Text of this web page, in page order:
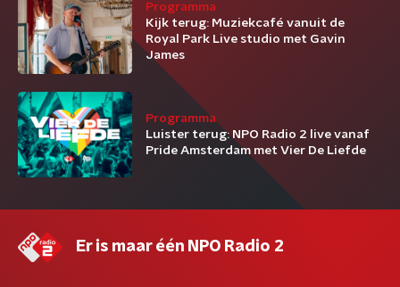
Programma
Kijk terug: Muziekcafé vanuit de
Royal Park Live studio met Gavin
James
Programma
Luister terug: NPO Radio 2 live vanaf
Pride Amsterdam met Vier De Liefde
Er is maar één NPO Radio 2